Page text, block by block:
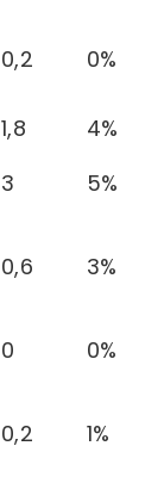
0,2 0%
1,8
4%
3
5%
0,6 3%
0
0%
0,2 1%